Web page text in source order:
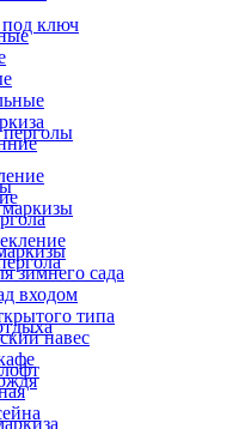
зимнего сада
входом
типа
навес
под ключ
перголы